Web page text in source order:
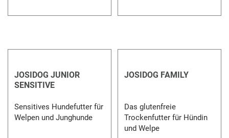
JOSIDOG JUNIOR
SENSITIVE
Sensitives Hundefutter für
Welpen und Junghunde
JOSIDOG FAMILY
Das glutenfreie
Trockenfutter für Hündin
und Welpe